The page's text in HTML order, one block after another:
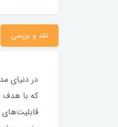
نقد و بررسی
در دنیای